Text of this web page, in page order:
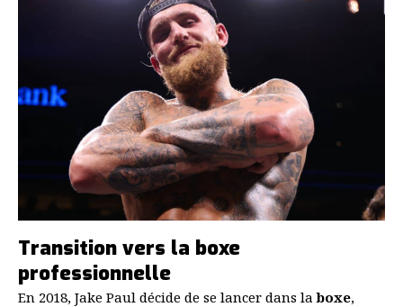
Transition vers la boxe
professionnelle
En 2018, Jake Paul décide de se lancer dans laboxe,